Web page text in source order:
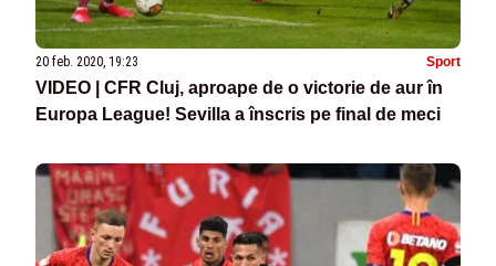
20 feb. 2020, 19:23 Sport
VIDEO | CFR Cluj, aproape de o victorie de aur în
Europa League! Sevilla a înscris pe final de meci